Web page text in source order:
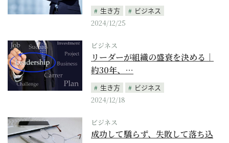
生き方
ビジネス
2024/12/25
ビジネス
リーダーが組織の盛衰を決める｜
約30年、…
生き方
ビジネス
2024/12/18
ビジネス
成功して驕らず、失敗して落ち込